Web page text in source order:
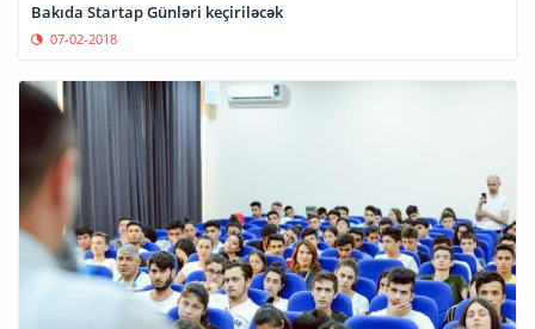
Bakıda Startap Günləri keçiriləcək
07-02-2018